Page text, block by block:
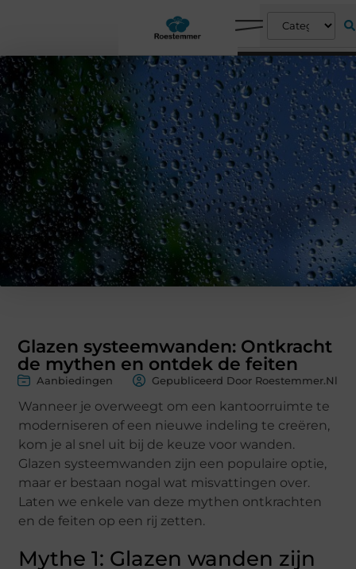
Glazen systeemwanden: Ontkracht
de mythen en ontdek de feiten
Aanbiedingen Gepubliceerd Door Roestemmer.nl
Wanneer je overweegt om een kantoorruimte te
moderniseren of een nieuwe indeling te creëren,
kom je al snel uit bij de keuze voor wanden.
Glazen systeemwanden zijn een populaire optie,
maar er bestaan nogal wat misvattingen over.
Laten we enkele van deze mythen ontkrachten
en de feiten op een rij zetten.
Mythe 1: Glazen wanden zijn